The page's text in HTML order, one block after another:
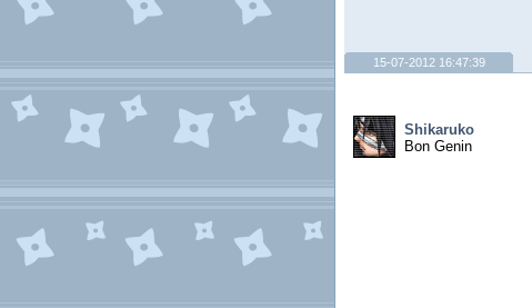
15-07-2012 16:47:39
Shikaruko
Bon Genin